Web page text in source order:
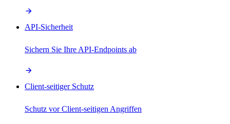
API-Sicherheit
Sichern Sie Ihre API-Endpoints ab
Client-seitiger Schutz
Schutz vor Client-seitigen Angriffen